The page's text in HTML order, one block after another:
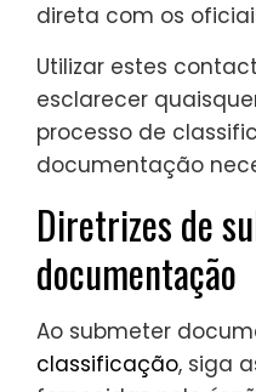
direta com os
Utilizar estes
esclarecer
processo de
documentação
Diretrizes de
documentação
Ao submeter
classificação, siga